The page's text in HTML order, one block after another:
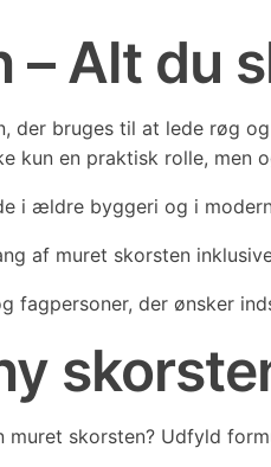
– Alt du
der bruges til at lede røg
kun en praktisk rolle, men
i ældre byggeri og i
af muret skorsten
fagpersoner, der ønsker
muret skorsten? Udfyld